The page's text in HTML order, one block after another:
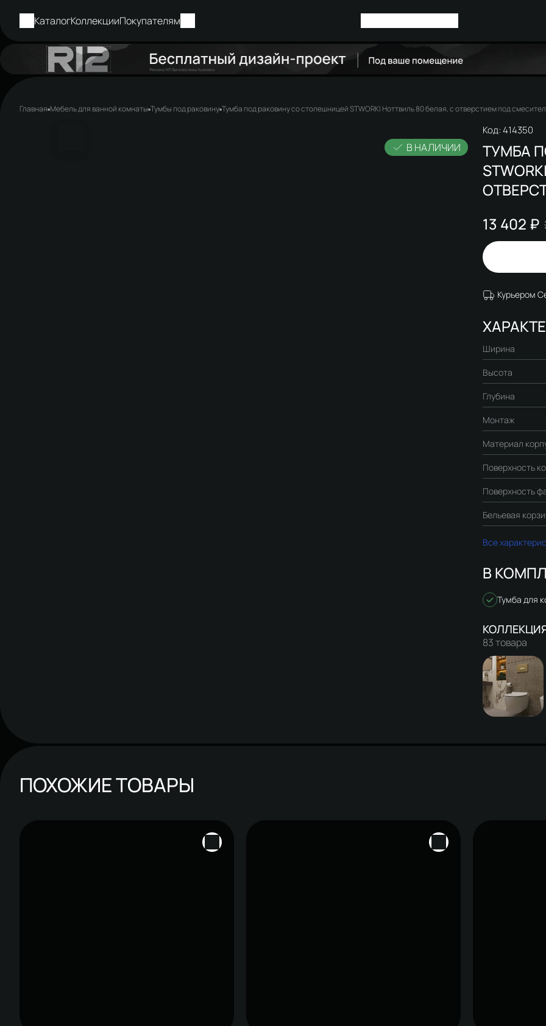
КаталогКоллекцииПокупателям
Главная Мебель для ванной комнаты Тумбы под раковину Тумба под раковину со столешницей STWORKI Ноттвиль 80 белая, с отверстием под
В НАЛИЧИИ
Код:414350
ТУМБА
13 402 ₽
Курьером
Ширина
Высота
Глубина
Монтаж
Материал
Поверхность
Поверхность
Бельевая
Все
В
Тумба для
83 товара
ПОХОЖИЕ ТОВАРЫ